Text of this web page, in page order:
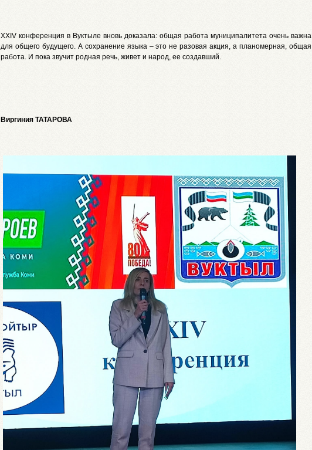
XXIV конференция в Вуктыле вновь доказала: общая работа муниципалитета очень важна
для общего будущего. А сохранение языка – это не разовая акция, а планомерная, общая
работа. И пока звучит родная речь, живет и народ, ее создавший.
Виргиния ТАТАРОВА